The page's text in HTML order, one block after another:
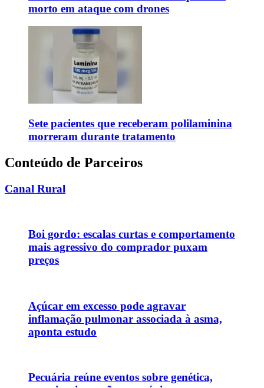
morto em ataque com drones
Sete pacientes que receberam polilaminina
morreram durante tratamento
Conteúdo de Parceiros
Canal Rural
Boi gordo: escalas curtas e comportamento
mais agressivo do comprador puxam
preços
Açúcar em excesso pode agravar
inflamação pulmonar associada à asma,
aponta estudo
Pecuária reúne eventos sobre genética,